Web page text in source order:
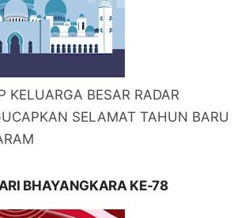
KELUARGA BESAR RADAR
SELAMAT TAHUN BARU
BHAYANGKARA KE-78